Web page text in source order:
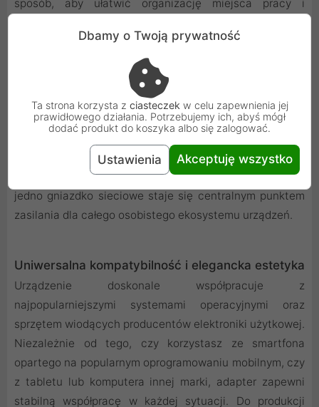
sposób, aby ułatwić organizację miejsca pracy i
Do dyspozycji użytkownika oddano aż cztery aktywne
wyjścia, w tym trzy uniwersalne gniazda USB-C oraz
jeden klasyczny port USB-A. Dzięki takiemu układowi
można w tym samym czasie uzupełniać energię w
telefonie, tablecie, komputerze oraz bezprzewodowych
słuchawkach. To doskonałe rozwiązanie zarówno do
biura, jak i do domu, które pozwala utrzymać porządek
na biurku, redukując plątaninę kabli i sprawiając, że
jedno gniazdko sieciowe staje się centralnym punktem
zasilania dla całego osobistego ekosystemu urządzeń.
Uniwersalna kompatybilność i elegancka estetyka
Urządzenie doskonale współpracuje z
najpopularniejszymi systemami operacyjnymi oraz
sprzętem wiodących producentów elektroniki użytkowej.
Niezależnie od tego, czy korzystasz ze smartfona
opartego na popularnym oprogramowaniu mobilnym, czy
z tabletu lub komputera innej marki, adapter zapewni
stabilną współpracę w każdej sytuacji. Do produkcji
Dbamy o Twoją prywatność
Ta strona korzysta z ciasteczek w celu zapewnienia jej
prawidłowego działania. Potrzebujemy ich, abyś mógł
dodać produkt do koszyka albo się zalogować.
Ustawienia Akceptuję wszystko